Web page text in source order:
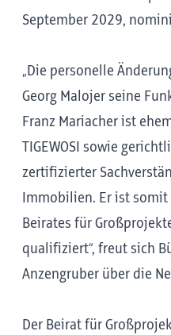
September 2029,
„Die personelle
Georg Malojer seine
Franz Mariacher ist
TIGEWOSI sowie
zertifizierter
Immobilien. Er ist somit
Beirates für
qualifiziert“, freut sich
Anzengruber über die
Der Beirat für